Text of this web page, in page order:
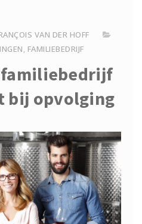
VAN DER HOFF
, FAMILIEBEDRIJF
familiebedrijf
bij opvolging